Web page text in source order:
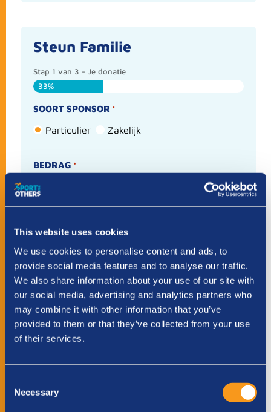
This website uses cookies
We use cookies to personalise content and ads, to
provide social media features and to analyse our traffic.
We also share information about your use of our site with
our social media, advertising and analytics partners who
may combine it with other information that you’ve
provided to them or that they’ve collected from your use
of their services.
Selection
Necessary
Steun Familie
Stap 1 van 3 - Je donatie
33%
SOORT SPONSOR *
Particulier Zakelijk
BEDRAG *
Kies hoeveel je wilt doneren
Deze site wordt beschermd door reCAPTCHA en
het GooglePrivacybeleid